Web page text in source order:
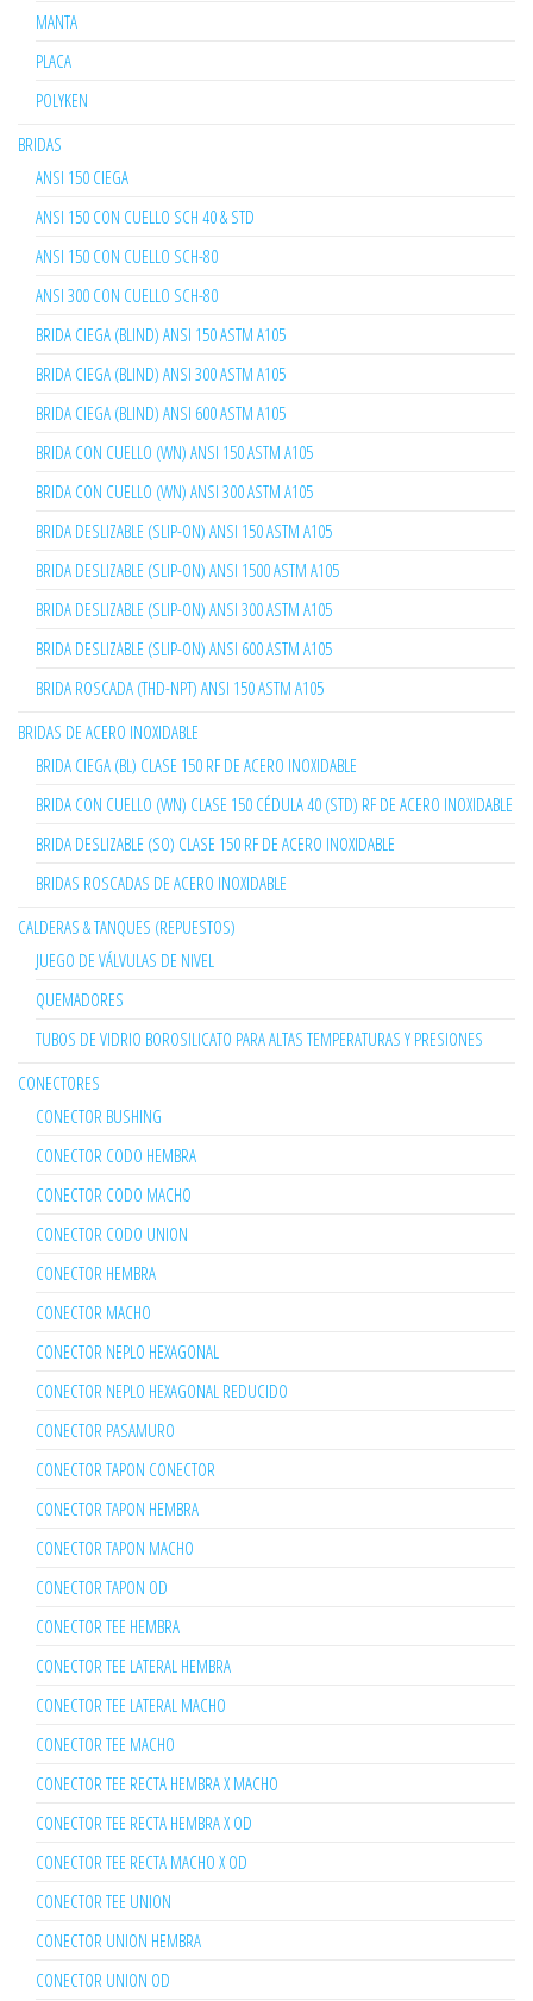
MANTA
PLACA
POLYKEN
BRIDAS
ANSI 150 CIEGA
ANSI 150 CON CUELLO SCH 40 & STD
ANSI 150 CON CUELLO SCH-80
ANSI 300 CON CUELLO SCH-80
BRIDA CIEGA (BLIND) ANSI 150 ASTM A105
BRIDA CIEGA (BLIND) ANSI 300 ASTM A105
BRIDA CIEGA (BLIND) ANSI 600 ASTM A105
BRIDA CON CUELLO (WN) ANSI 150 ASTM A105
BRIDA CON CUELLO (WN) ANSI 300 ASTM A105
BRIDA DESLIZABLE (SLIP-ON) ANSI 150 ASTM A105
BRIDA DESLIZABLE (SLIP-ON) ANSI 1500 ASTM A105
BRIDA DESLIZABLE (SLIP-ON) ANSI 300 ASTM A105
BRIDA DESLIZABLE (SLIP-ON) ANSI 600 ASTM A105
BRIDA ROSCADA (THD-NPT) ANSI 150 ASTM A105
BRIDAS DE ACERO INOXIDABLE
BRIDA CIEGA (BL) CLASE 150 RF DE ACERO INOXIDABLE
BRIDA CON CUELLO (WN) CLASE 150 CÉDULA 40 (STD) RF DE ACERO INOXIDABLE
BRIDA DESLIZABLE (SO) CLASE 150 RF DE ACERO INOXIDABLE
BRIDAS ROSCADAS DE ACERO INOXIDABLE
CALDERAS & TANQUES (REPUESTOS)
JUEGO DE VÁLVULAS DE NIVEL
QUEMADORES
TUBOS DE VIDRIO BOROSILICATO PARA ALTAS TEMPERATURAS Y PRESIONES
CONECTORES
CONECTOR BUSHING
CONECTOR CODO HEMBRA
CONECTOR CODO MACHO
CONECTOR CODO UNION
CONECTOR HEMBRA
CONECTOR MACHO
CONECTOR NEPLO HEXAGONAL
CONECTOR NEPLO HEXAGONAL REDUCIDO
CONECTOR PASAMURO
CONECTOR TAPON CONECTOR
CONECTOR TAPON HEMBRA
CONECTOR TAPON MACHO
CONECTOR TAPON OD
CONECTOR TEE HEMBRA
CONECTOR TEE LATERAL HEMBRA
CONECTOR TEE LATERAL MACHO
CONECTOR TEE MACHO
CONECTOR TEE RECTA HEMBRA X MACHO
CONECTOR TEE RECTA HEMBRA X OD
CONECTOR TEE RECTA MACHO X OD
CONECTOR TEE UNION
CONECTOR UNION HEMBRA
CONECTOR UNION OD